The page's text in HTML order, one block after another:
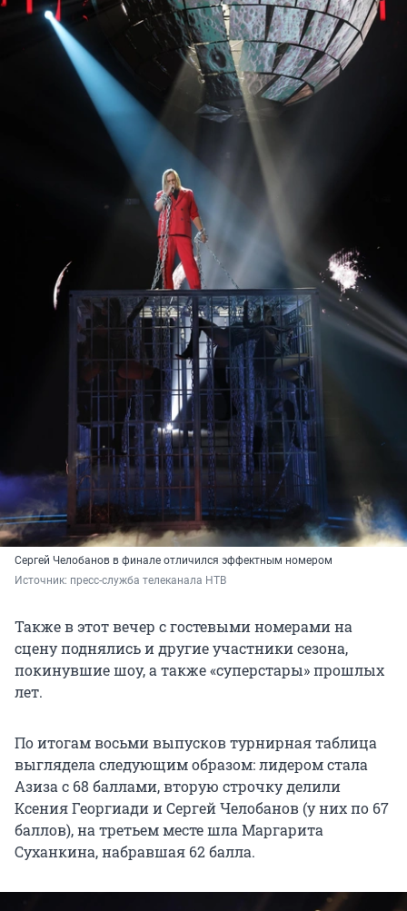
Сергей Челобанов в финале отличился эффектным номером
Источник: пресс-служба телеканала НТВ
Также в этот вечер с гостевыми номерами на
сцену поднялись и другие участники сезона,
покинувшие шоу, а также «суперстары» прошлых
лет.
По итогам восьми выпусков турнирная таблица
выглядела следующим образом: лидером стала
Азиза с 68 баллами, вторую строчку делили
Ксения Георгиади и Сергей Челобанов (у них по 67
баллов), на третьем месте шла Маргарита
Суханкина, набравшая 62 балла.